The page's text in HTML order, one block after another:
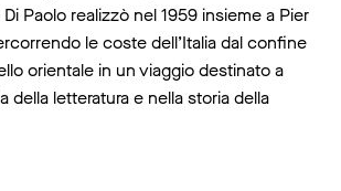
Paolo realizzò nel 1959 insieme a Pier
le coste dell’Italia dal confine
orientale in un viaggio destinato a
della letteratura e nella storia della